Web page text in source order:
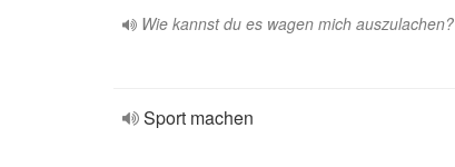
Wie kannst du es wagen mich auszulachen?
Sport machen